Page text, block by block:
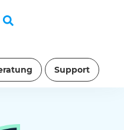
Support